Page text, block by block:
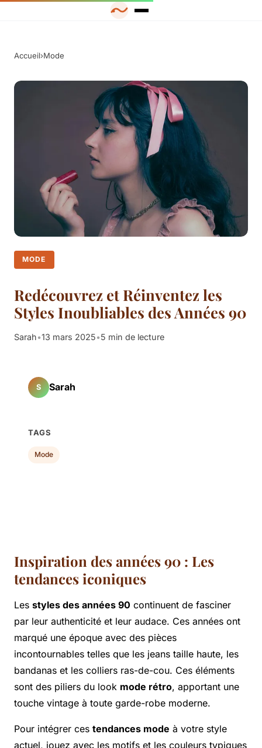
Accueil›Mode
MODE
Redécouvrez et Réinventez les
Styles Inoubliables des Années 90
Sarah•13 mars 2025•5 min de lecture
Inspiration des années 90 : Les
tendances iconiques
Les styles des années 90 continuent de fasciner
par leur authenticité et leur audace. Ces années ont
marqué une époque avec des pièces
incontournables telles que les jeans taille haute, les
bandanas et les colliers ras-de-cou. Ces éléments
sont des piliers du look mode rétro, apportant une
touche vintage à toute garde-robe moderne.
Pour intégrer ces tendances mode à votre style
actuel, jouez avec les motifs et les couleurs typiques
S Sarah
TAGS
Mode